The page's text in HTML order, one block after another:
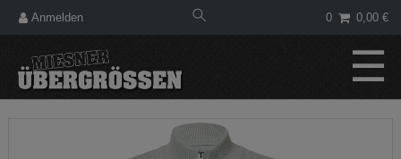
Anmelden 0 0,00 €
☰